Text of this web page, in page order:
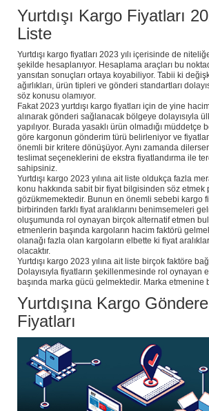
Yurtdışı Kargo Fiyatları
Liste
Yurtdışı kargo fiyatları 2023 yılı içerisinde de
şekilde hesaplanıyor. Hesaplama araçları bu
yansıtan sonuçları ortaya koyabiliyor. Tabii ki
ağırlıkları, ürün tipleri ve gönderi standartları
söz konusu olamıyor.
Fakat 2023 yurtdışı kargo fiyatları için de yine
alınarak gönderi sağlanacak bölgeye dolayısıyla
yapılıyor. Burada yasaklı ürün olmadığı müddetçe
göre kargonun gönderim türü belirleniyor ve
önemli bir kritere dönüşüyor. Aynı zamanda
teslimat seçeneklerini de ekstra fiyatlandırma ile
sahipsiniz.
Yurtdışı kargo 2023 yılına ait liste oldukça fazla
konu hakkında sabit bir fiyat bilgisinden söz etmek
gözükmemektedir. Bunun en önemli sebebi kargo
birbirinden farklı fiyat aralıklarını benimsemeleri
oluşumunda rol oynayan birçok alternatif etmen
etmenlerin başında kargoların hacim faktörü
olanağı fazla olan kargoların elbette ki fiyat
olacaktır.
Yurtdışı kargo 2023 yılına ait liste birçok faktöre
Dolayısıyla fiyatların şekillenmesinde rol oynayan
başında marka gücü gelmektedir. Marka etmenine
Yurtdışına Kargo
Fiyatları